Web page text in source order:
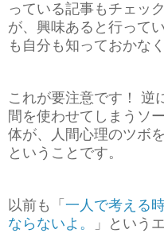
っている記事もチェ
が、興味あると行って
も自分も知っておかな
これが要注意です！ 逆
間を使わせてしまうソ
体が、人間心理のツボ
ということです。
以前も「 一人で考える
ならないよ。
」という